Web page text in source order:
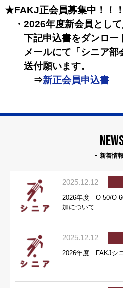
★FAKJ正会員募集中！！！
・2026年度新会員として
下記申込書をダンロー
メールにて「シニア部
送付願います。
⇒新正会員申込書
NEWS
新着情報
2025.12.12
2026年度 O-50/O-
加について
2025.12.12
2026年度 FAKJシ